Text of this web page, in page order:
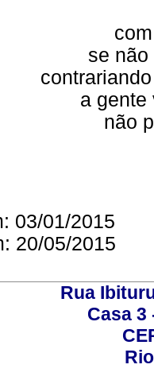
se não
a gente
não
03/01/2015
20/05/2015
Rua
Casa 3